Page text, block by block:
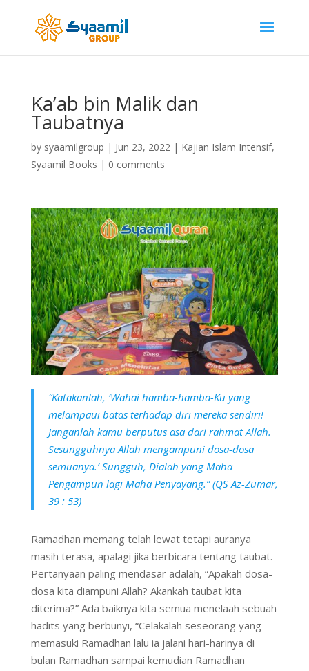
Ka’ab bin Malik dan
Taubatnya
by syaamilgroup | Jun 23, 2022| Kajian Islam Intensif,
Syaamil Books | 0 comments
“Katakanlah, ‘Wahai hamba-hamba-Ku yang
melampaui batas terhadap diri mereka sendiri!
Janganlah kamu berputus asa dari rahmat Allah.
Sesungguhnya Allah mengampuni dosa-dosa
semuanya.’ Sungguh, Dialah yang Maha
Pengampun lagi Maha Penyayang.”(QS Az-Zumar,
39 : 53)
Ramadhan memang telah lewat tetapi auranya
masih terasa, apalagi jika berbicara tentang taubat.
Pertanyaan paling mendasar adalah, “Apakah dosa-
dosa kita diampuni Allah? Akankah taubat kita
diterima?” Ada baiknya kita semua menelaah sebuah
hadits yang berbunyi, “Celakalah seseorang yang
memasuki Ramadhan lalu ia jalani hari-harinya di
bulan Ramadhan sampai kemudian Ramadhan